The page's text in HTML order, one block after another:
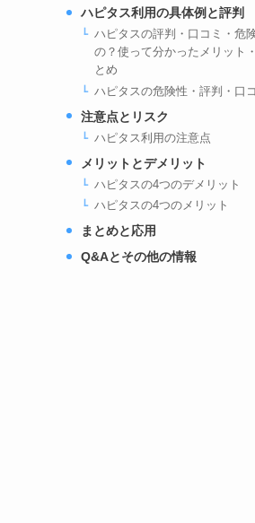
ハピタス利用の具体例と評判
ハピタスの評判・口コミ・危
の？使って分かったメリット
とめ
ハピタスの危険性・評判・口
注意点とリスク
ハピタス利用の注意点
メリットとデメリット
ハピタスの4つのデメリット
ハピタスの4つのメリット
まとめと応用
Q&Aとその他の情報